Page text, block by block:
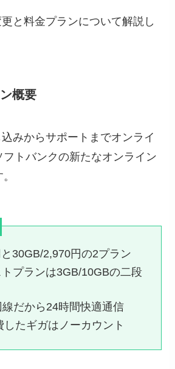
と料金プランについて解説し
概要
みからサポートまでオンライ
フトバンクの新たなオンライン
30GB/2,970円の2プラン
プランは3GB/10GBの二段
だから24時間快適通信
したギガはノーカウント